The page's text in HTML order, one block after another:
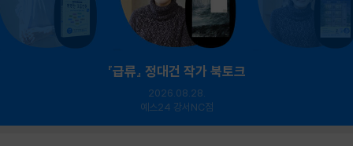
『급류』 정대건 작가 북토크
2026.08.28.
예스24 강서NC점